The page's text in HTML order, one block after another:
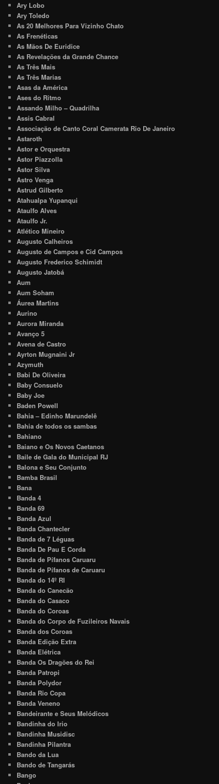
Ary Lobo
Ary Toledo
As 20 Melhores Para Vizinho Chato
As Frenéticas
As Mãos De Euridice
As Revelações da Grande Chance
As Três Mais
As Três Marias
Asas da América
Ases do Ritmo
Assando Milho – Quadrilha
Assis Cabral
Associação de Canto Coral Camerata Rio De Janeiro
Astaroth
Astor e Orquestra
Astor Piazzolla
Astor Silva
Astro Venga
Astrud Gilberto
Atahualpa Yupanqui
Ataulfo Alves
Ataulfo Jr.
Atlético Mineiro
Augusto Calheiros
Augusto de Campos e Cid Campos
Augusto Frederico Schimidt
Augusto Jatobá
Aum
Aum Soham
Áurea Martins
Aurino
Aurora Miranda
Avanço 5
Avena de Castro
Ayrton Mugnaini Jr
Azymuth
Babi De Oliveira
Baby Consuelo
Baby Joe
Baden Powell
Bahia – Edinho Marundelê
Bahia de todos os sambas
Bahiano
Baiano e Os Novos Caetanos
Baile de Gala do Municipal RJ
Balona e Seu Conjunto
Bamba Brasil
Bana
Banda 4
Banda 69
Banda Azul
Banda Chantecler
Banda de 7 Léguas
Banda De Pau E Corda
Banda de Pífanos Caruaru
Banda de Pífanos de Caruaru
Banda do 14º RI
Banda do Canecão
Banda do Casaco
Banda do Coroas
Banda do Corpo de Fuzileiros Navais
Banda dos Coroas
Banda Edição Extra
Banda Elétrica
Banda Os Dragões do Rei
Banda Patropi
Banda Polydor
Banda Rio Copa
Banda Veneno
Bandeirante e Seus Melódicos
Bandinha do Irio
Bandinha Musidisc
Bandinha Pilantra
Bando da Lua
Bando de Tangarás
Bango